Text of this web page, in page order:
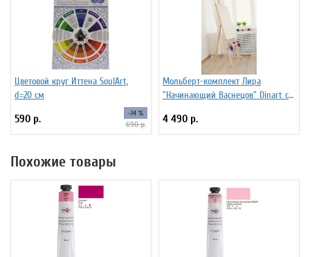
Цветовой круг Иттена SoulArt,
d=20 см
590 р. -14 %
690 р.
Мольберт-комплект Лира
"Начинающий Васнецов" Dinart с
стаканчиками
4 490 р.
Похожие товары